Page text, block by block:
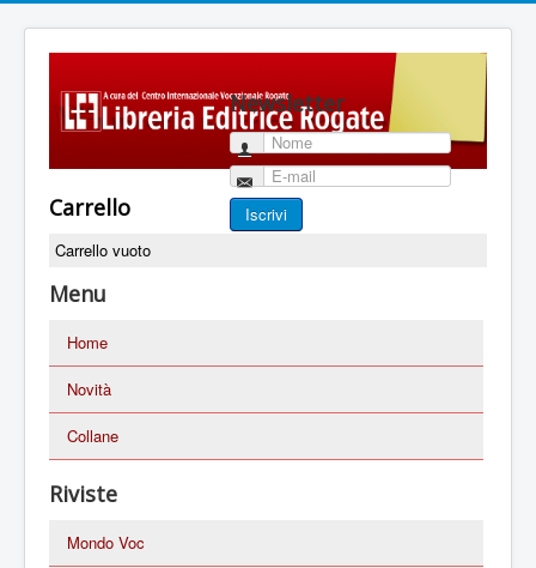
Newsletter
Nome
E-mail
Iscrivi
Carrello
Carrello vuoto
Menu
Home
Novità
Collane
Riviste
Mondo Voc